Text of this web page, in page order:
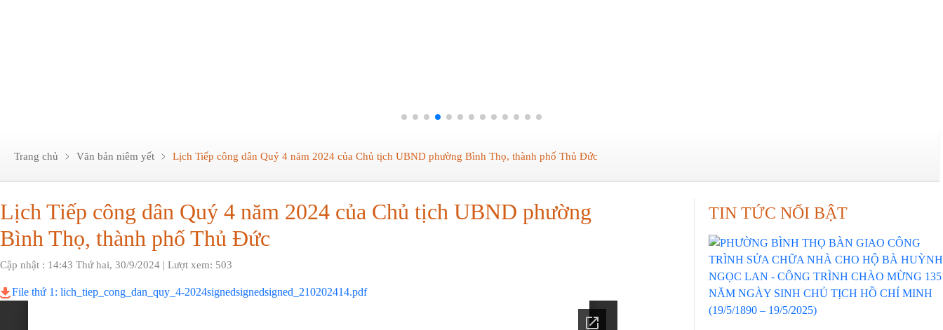
Trang chủ Văn bản niêm yết Lịch Tiếp công dân Quý 4 năm 2024 của Chủ tịch UBND phường Bình Thọ, thành phố Thủ Đức
Lịch Tiếp công dân Quý 4 năm 2024 của Chủ tịch UBND phường
Bình Thọ, thành phố Thủ Đức
Cập nhật : 14:43 Thứ hai, 30/9/2024 | Lượt xem: 503
File thứ 1: lich_tiep_cong_dan_quy_4-2024signedsignedsigned_210202414.pdf
TIN TỨC NỔI BẬT